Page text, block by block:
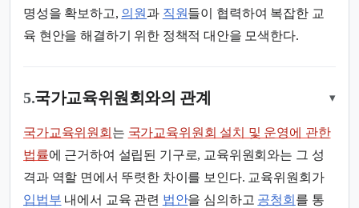
명성을 확보하고, 의원 과 직원들이 협력하여 복잡한 교
육 현안을 해결하기 위한 정책적 대안을 모색한다.
5.국가교육위원회와의 관계 ▾
국가교육위원회 는 국가교육위원회 설치 및 운영에 관한
법률에 근거하여 설립된 기구로, 교육위원회와는 그 성
격과 역할 면에서 뚜렷한 차이를 보인다. 교육위원회가
입법부 내에서 교육 관련 법안을 심의하고 공청회 를 통